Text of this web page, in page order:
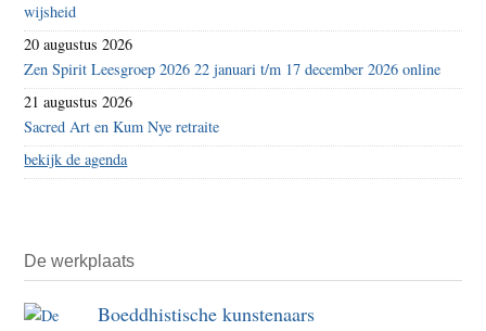
wijsheid
20 augustus 2026
Zen Spirit Leesgroep 2026 22 januari t/m 17 december 2026 online
21 augustus 2026
Sacred Art en Kum Nye retraite
bekijk de agenda
De werkplaats
Boeddhistische kunstenaars